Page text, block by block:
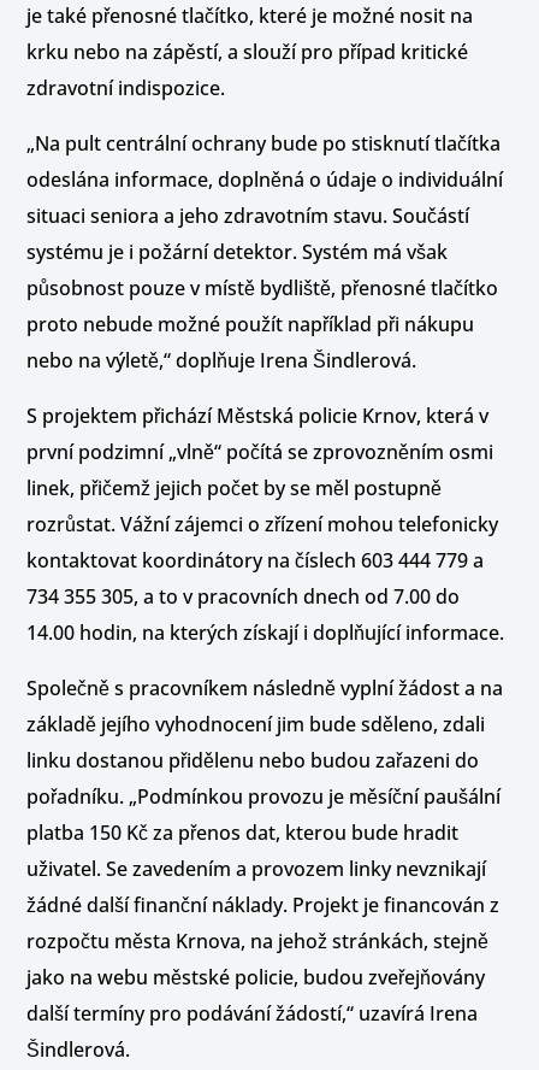
je také přenosné tlačítko, které je možné nosit na
krku nebo na zápěstí, a slouží pro případ kritické
zdravotní indispozice.
„Na pult centrální ochrany bude po stisknutí tlačítka
odeslána informace, doplněná o údaje o individuální
situaci seniora a jeho zdravotním stavu. Součástí
systému je i požární detektor. Systém má však
působnost pouze v místě bydliště, přenosné tlačítko
proto nebude možné použít například při nákupu
nebo na výletě,“ doplňuje Irena Šindlerová.
S projektem přichází Městská policie Krnov, která v
první podzimní „vlně“ počítá se zprovozněním osmi
linek, přičemž jejich počet by se měl postupně
rozrůstat. Vážní zájemci o zřízení mohou telefonicky
kontaktovat koordinátory na číslech 603 444 779 a
734 355 305, a to v pracovních dnech od 7.00 do
14.00 hodin, na kterých získají i doplňující informace.
Společně s pracovníkem následně vyplní žádost a na
základě jejího vyhodnocení jim bude sděleno, zdali
linku dostanou přidělenu nebo budou zařazeni do
pořadníku. „Podmínkou provozu je měsíční paušální
platba 150 Kč za přenos dat, kterou bude hradit
uživatel. Se zavedením a provozem linky nevznikají
žádné další finanční náklady. Projekt je financován z
rozpočtu města Krnova, na jehož stránkách, stejně
jako na webu městské policie, budou zveřejňovány
další termíny pro podávání žádostí,“ uzavírá Irena
Šindlerová.